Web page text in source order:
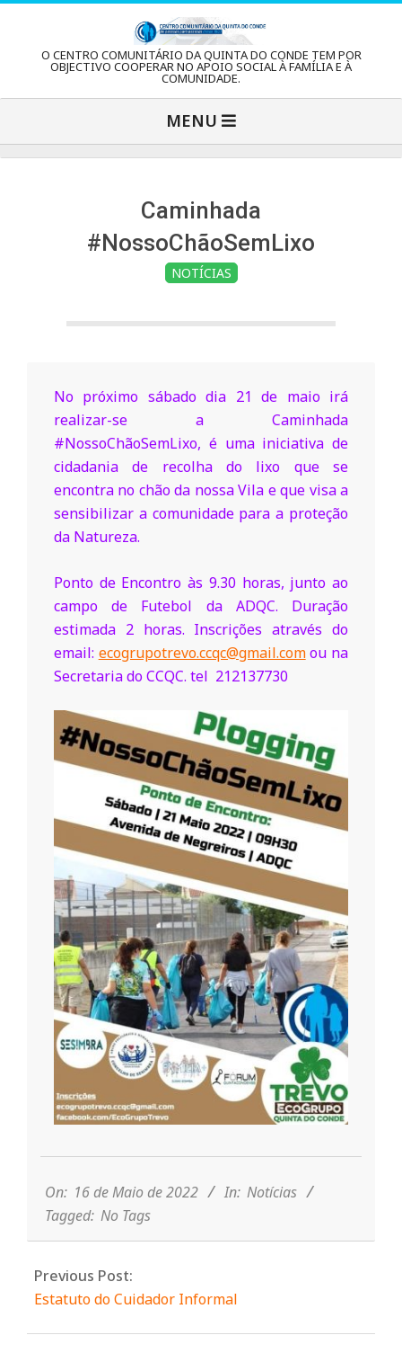
content
e
n
n
t
O CENTRO COMUNITÁRIO DA QUINTA DO CONDE TEM POR
OBJECTIVO COOPERAR NO APOIO SOCIAL À FAMÍLIA E À
COMUNIDADE.
Menu
MENU
Caminhada
#NossoChãoSemLixo
NOTÍCIAS
No próximo sábado dia 21 de maio irá
realizar-se a Caminhada
#NossoChãoSemLixo, é uma iniciativa de
cidadania de recolha do lixo que se
encontra no chão da nossa Vila e que visa a
sensibilizar a comunidade para a proteção
da Natureza.
Ponto de Encontro às 9.30 horas, junto ao
campo de Futebol da ADQC. Duração
estimada 2 horas. Inscrições através do
email: ecogrupotrevo.ccqc@gmail.comou na
Secretaria do CCQC. tel 212137730
16
On: 16 de Maio de 2022 In: Notícias
Tagged: No Tags
Previous Post:
Estatuto do Cuidador Informal